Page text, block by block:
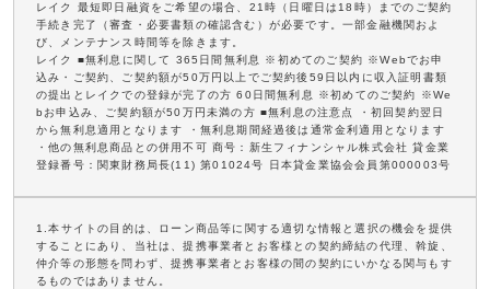
レイク 最短即日融資をご希望の場合、21時（日曜日は18時）までのご契約
手続き完了（審査・必要書類の確認含む）が必要です。一部金融機関およ
び、メンテナンス時間等を除きます。
レイク ■無利息に関して 365日間無利息 ※初めてのご契約 ※Webでお申
込み・ご契約、ご契約額が50万円以上でご契約後59日以内に収入証明書類
の提出とレイクでの登録が完了の方 60日間無利息 ※初めてのご契約 ※We
bお申込み、ご契約額が50万円未満の方 ■無利息の注意点 ・初回契約翌日
から無利息適用となります ・無利息期間経過後は通常金利適用となります
・他の無利息商品との併用不可 商号：新生フィナンシャル株式会社 貸金業
登録番号：関東財務局長(11) 第01024号 日本貸金業協会会員第000003号
1.本サイトの目的は、ローン商品等に関する適切な情報と選択の機会を提供
することにあり、当社は、提携事業者とお客様との契約締結の代理、斡旋、
仲介等の形態を問わず、提携事業者とお客様の間の契約にいかなる関与もす
るものではありません。